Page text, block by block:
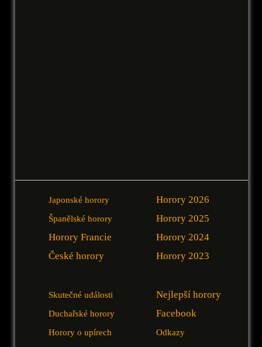
Japonské horory
Španělské horory
Horory Francie
České horory
Horory 2026
Horory 2025
Horory 2024
Horory 2023
Skutečné události
Duchařské horory
Horory o upírech
Nejlepší horory
Facebook
Odkazy